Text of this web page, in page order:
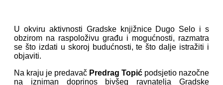
U okviru aktivnosti Gradske knjižnice Dugo Selo i s
obzirom na raspoloživu građu i mogućnosti, razmatra
se što izdati u skoroj budućnosti, te što dalje istražiti i
objaviti.
Na kraju je predavač Predrag Topić podsjetio nazočne
na izniman doprinos bivšeg ravnatelja Gradske